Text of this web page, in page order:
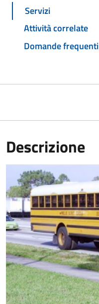
Servizi
Attività correlate
Domande frequenti
Descrizione